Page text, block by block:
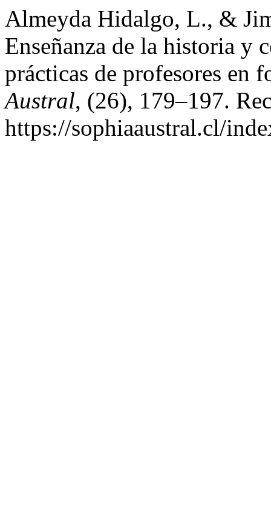
Almeyda Hidalgo, L., &
Enseñanza de la historia y
prácticas de profesores en
Austral, (26), 179–197.
https://sophiaaustral.cl/